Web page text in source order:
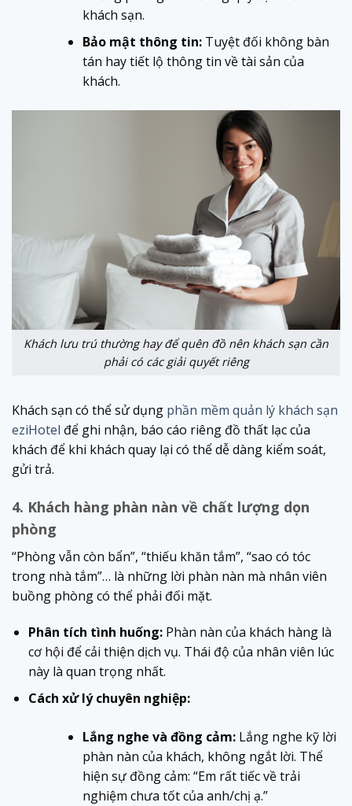
khách sạn.
Bảo mật thông tin:Tuyệt đối không bàn
tán hay tiết lộ thông tin về tài sản của
khách.
Khách lưu trú thường hay để quên đồ nên khách sạn cần
phải có các giải quyết riêng
Khách sạn có thể sử dụng phần mềm quản lý khách sạn
eziHotel để ghi nhận, báo cáo riêng đồ thất lạc của
khách để khi khách quay lại có thể dễ dàng kiểm soát,
gửi trả.
4. Khách hàng phàn nàn về chất lượng dọn
phòng
“Phòng vẫn còn bẩn”, “thiếu khăn tắm”, “sao có tóc
trong nhà tắm”… là những lời phàn nàn mà nhân viên
buồng phòng có thể phải đối mặt.
Phân tích tình huống:Phàn nàn của khách hàng là
cơ hội để cải thiện dịch vụ. Thái độ của nhân viên lúc
này là quan trọng nhất.
Cách xử lý chuyên nghiệp:
Lắng nghe và đồng cảm:Lắng nghe kỹ lời
phàn nàn của khách, không ngắt lời. Thể
hiện sự đồng cảm: “Em rất tiếc về trải
nghiệm chưa tốt của anh/chị ạ.”